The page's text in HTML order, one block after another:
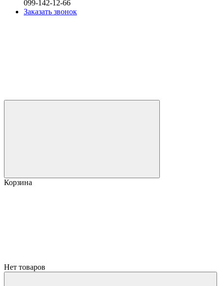
099-142-12-66
Заказать звонок
Корзина
Нет товаров